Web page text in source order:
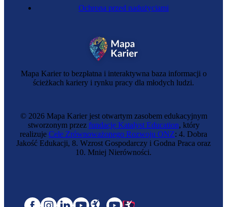
Mapa Karier to bezpłatna i interaktywna baza informacji o
ścieżkach kariery i rynku pracy dla młodych ludzi.
Ochrona przed nadużyciami
© 2026 Mapa Karier jest otwartym zasobem edukacyjnym
stworzonym przez fundację Katalyst Education, który
realizuje Cele Zrównoważonego Rozwoju ONZ: 4. Dobra
Jakość Edukacji, 8. Wzrost Gospodarczy i Godna Praca oraz
10. Mniej Nierówności.